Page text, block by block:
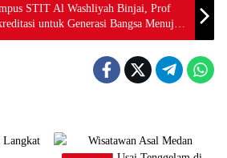
STIT Al Washliyah Binjai, Prof
untuk Generasi Bangsa Menuju